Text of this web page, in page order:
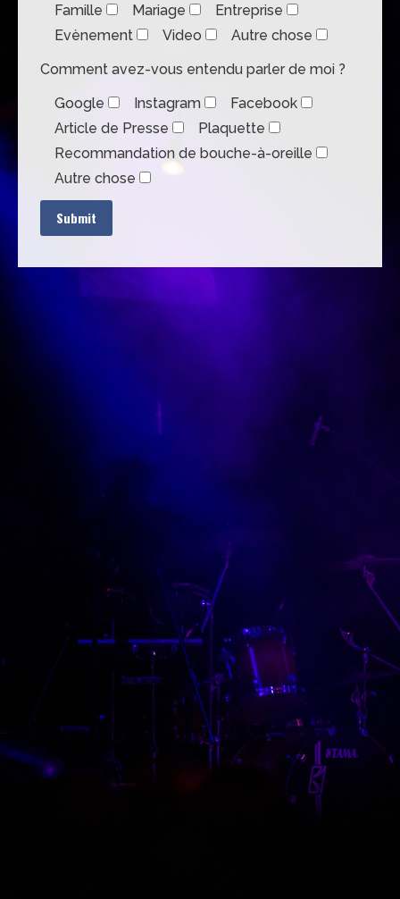
Famille
Mariage
Entreprise
Evènement
Video
Autre chose
Comment avez-vous entendu parler de moi ?
Google
Instagram
Facebook
Article de Presse
Plaquette
Recommandation de bouche-à-oreille
Autre chose